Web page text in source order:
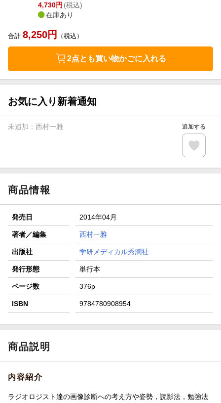
4,730円 (税込)
在庫あり
合計 8,250円 （税込）
2点とも買い物かごに入れる
お気に入り新着通知
未追加： 西村一雅 追加する
商品情報
発売日 2014年04月
著者／編集 西村一雅
出版社 学研メディカル秀潤社
発行形態 単行本
ページ数 376p
ISBN 9784780908954
商品説明
内容紹介
ラジオロジスト達の画像診断への考え方や姿勢，読影法，勉強法